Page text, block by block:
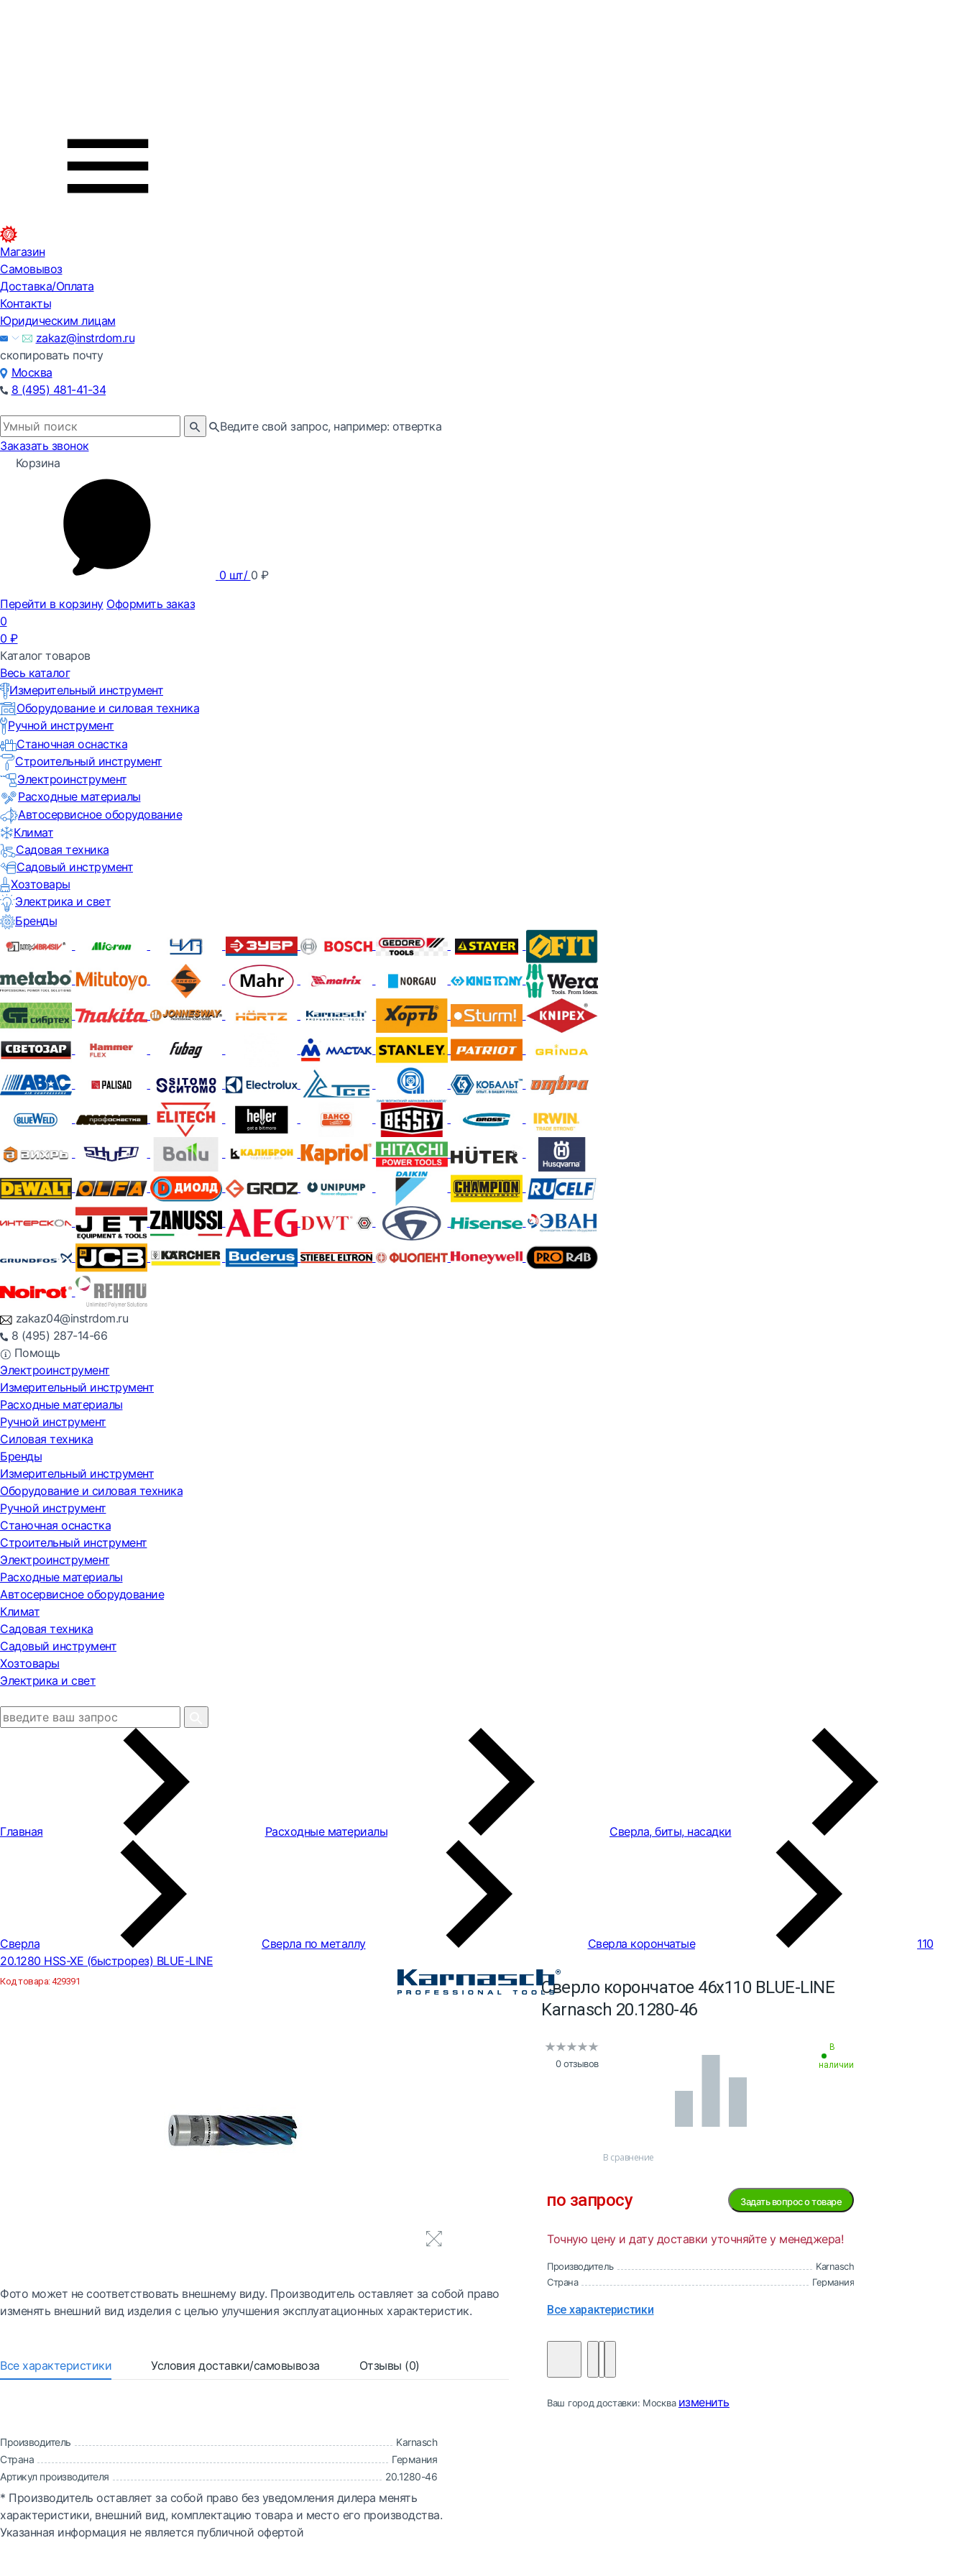
Магазин
Самовывоз
Доставка/Оплата
Контакты
Юридическим лицам
zakaz@instrdom.ru
скопировать почту
Москва
8 (495) 481-41-34
Ведите свой запрос, например: отвертка
Заказать звонок
Корзина
0 шт/ 0 ₽
Перейти в корзину Оформить заказ
0
0 ₽
Каталог товаров
Весь каталог
Измерительный инструмент
Оборудование и силовая техника
Ручной инструмент
Станочная оснастка
Строительный инструмент
Электроинструмент
Расходные материалы
Автосервисное оборудование
Климат
Садовая техника
Садовый инструмент
Хозтовары
Электрика и свет
Бренды
zakaz04@instrdom.ru
8 (495) 287-14-66
Помощь
Электроинструмент
Измерительный инструмент
Расходные материалы
Ручной инструмент
Силовая техника
Бренды
Измерительный инструмент
Оборудование и силовая техника
Ручной инструмент
Станочная оснастка
Строительный инструмент
Электроинструмент
Расходные материалы
Автосервисное оборудование
Климат
Садовая техника
Садовый инструмент
Хозтовары
Электрика и свет
Главная Расходные материалы Сверла, биты, насадки
Сверла Сверла по металлу Сверла корончатые
110
20.1280 HSS-XE (быстрорез) BLUE-LINE
Код товара:429391
Фото может не соответствовать внешнему виду. Производитель оставляет за собой право
изменять внешний вид изделия с целью улучшения эксплуатационных характеристик.
Все характеристики Условия доставки/самовывоза Отзывы (0)
Производитель
Karnasch
Страна
Германия
Артикул производителя
20.1280-46
* Производитель оставляет за собой право без уведомления дилера менять
характеристики, внешний вид, комплектацию товара и место его производства.
Указанная информация не является публичной офертой
Сверло корончатое 46х110 BLUE-LINE
Karnasch 20.1280-46
0 отзывов
В сравнение
В
наличии
по запросу Задать вопрос о товаре
Точную цену и дату доставки уточняйте у менеджера!
Производитель
Karnasch
Страна
Германия
Все характеристики
Ваш город доставки: Москва изменить